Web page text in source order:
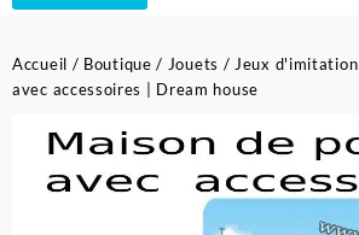
Accueil / Boutique / Jouets / Jeux d'imitation
avec accessoires | Dream house